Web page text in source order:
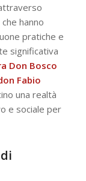
che hanno
pratiche e
significativa
Don Bosco
Fabio
una realtà
e sociale per